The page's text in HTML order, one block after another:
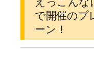
で開催のプ
ーン！